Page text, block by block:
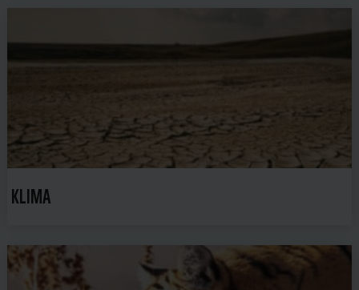
KLIMA